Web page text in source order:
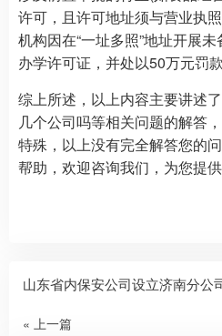
许可，且许可地址须与营业执
机构因在“一址多照”地址开展
办学许可证，并处以50万元罚款
综上所述，以上内容主要讲述
几个公司吗等相关问题的解答
特殊，以上没有完全解答您的
帮助，欢迎咨询我们，为您提供
山东省内保安公司设立济南分公
« 上一篇